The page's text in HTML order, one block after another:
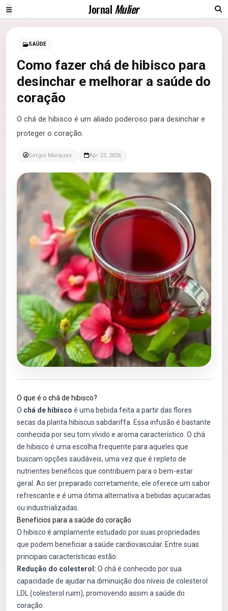
JornalMulier
SAÚDE
Como fazer chá de hibisco para
desinchar e melhorar a saúde do
coração
O chá de hibisco é um aliado poderoso para desinchar e
proteger o coração.
Sergio Marques Apr 23, 2026
O que é o chá de hibisco?
O chá de hibisco é uma bebida feita a partir das flores
secas da planta hibiscus sabdariffa. Essa infusão é bastante
conhecida por seu tom vívido e aroma característico. O chá
de hibisco é uma escolha frequente para aqueles que
buscam opções saudáveis, uma vez que é repleto de
nutrientes benéficos que contribuem para o bem-estar
geral. Ao ser preparado corretamente, ele oferece um sabor
refrescante e é uma ótima alternativa a bebidas açucaradas
ou industrializadas.
Benefícios para a saúde do coração
O hibisco é amplamente estudado por suas propriedades
que podem beneficiar a saúde cardiovascular. Entre suas
principais características estão:
Redução do colesterol: O chá é conhecido por sua
capacidade de ajudar na diminuição dos níveis de colesterol
LDL (colesterol ruim), promovendo assim a saúde do
coração.